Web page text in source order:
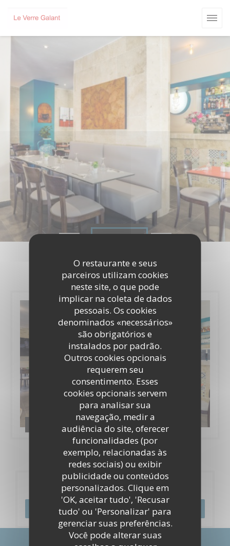
O restaurante e seus
parceiros utilizam cookies
neste site, o que pode
implicar na coleta de dados
pessoais. Os cookies
denominados «necessários»
são obrigatórios e
instalados por padrão.
Outros cookies opcionais
requerem seu
consentimento. Esses
cookies opcionais servem
para analisar sua
navegação, medir a
audiência do site, oferecer
funcionalidades (por
exemplo, relacionadas às
redes sociais) ou exibir
publicidade ou conteúdos
personalizados. Clique em
'OK, aceitar tudo', 'Recusar
tudo' ou 'Personalizar' para
gerenciar suas preferências.
Você pode alterar suas
Le Verre Galant 2020
Reserva
RESERVAR UMA MESA